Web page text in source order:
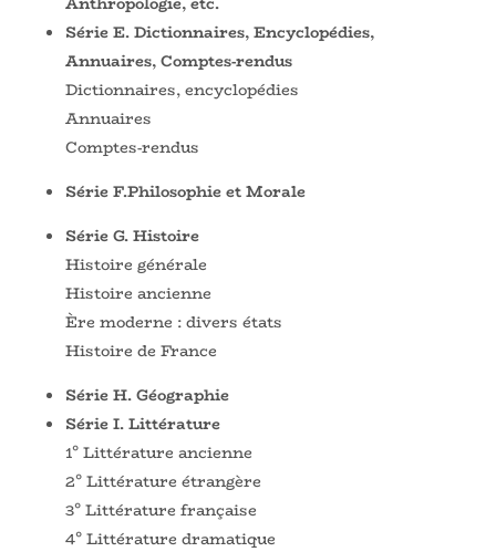
Série E. Dictionnaires, Encyclopédies,
Annuaires, Comptes-rendus
Dictionnaires, encyclopédies
Annuaires
Comptes-rendus
Série F.Philosophie et Morale
Série G. Histoire
Histoire générale
Histoire ancienne
Ère moderne : divers états
Histoire de France
Série H. Géographie
Série I. Littérature
1° Littérature ancienne
2° Littérature étrangère
3° Littérature française
4° Littérature dramatique